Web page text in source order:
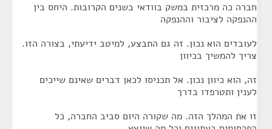
חברה כה מרכזית במשק בוודאי בשנים הקרובות. היחס בין
ההנפקה לציבור וההנפקה
לעובדים הוא נכון. זה גם התבצע, למיטב ידיעתי, בצורה הזו.
צריך להמשיך בכיוון
זה, הוא כיוון נכון. אל תכניסו לכאן דברים שאינם שייכים
לענין ותטרפדו בדרך
זו את המהלך הזה. מה שקורה היום סביב החברה, כל